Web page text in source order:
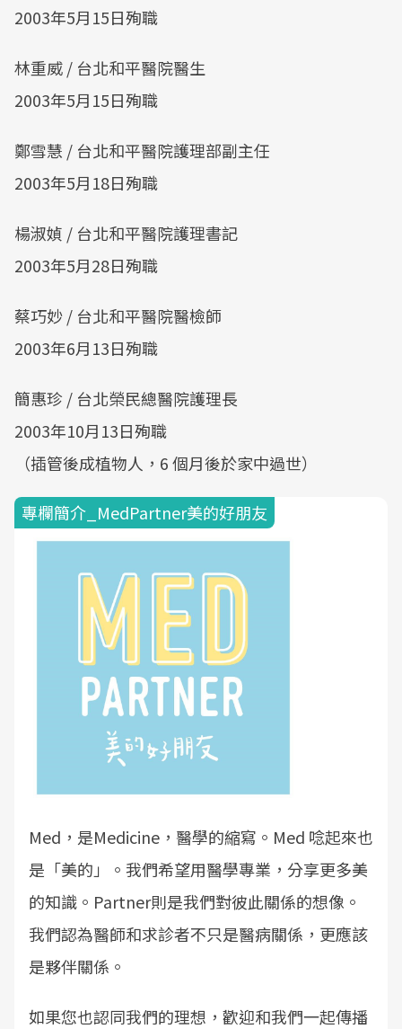
2003年5月15日殉職
林重威 / 台北和平醫院醫生
2003年5月15日殉職
鄭雪慧 / 台北和平醫院護理部副主任
2003年5月18日殉職
楊淑媜 / 台北和平醫院護理書記
2003年5月28日殉職
蔡巧妙 / 台北和平醫院醫檢師
2003年6月13日殉職
簡惠珍 / 台北榮民總醫院護理長
2003年10月13日殉職
（插管後成植物人，6 個月後於家中過世）
專欄簡介_MedPartner美的好朋友
Med，是Medicine，醫學的縮寫。Med 唸起來也
是「美的」。我們希望用醫學專業，分享更多美
的知識。Partner則是我們對彼此關係的想像。
我們認為醫師和求診者不只是醫病關係，更應該
是夥伴關係。
如果您也認同我們的理想，歡迎和我們一起傳播